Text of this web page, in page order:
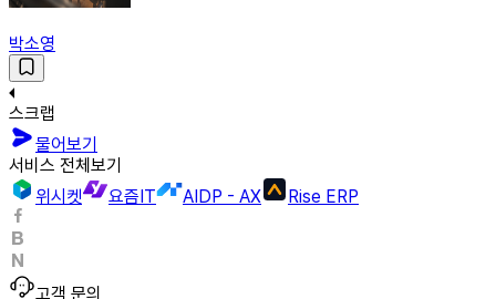
박소영
스크랩
물어보기
서비스 전체보기
위시켓
요즘IT AIDP - AX Rise ERP
고객 문의